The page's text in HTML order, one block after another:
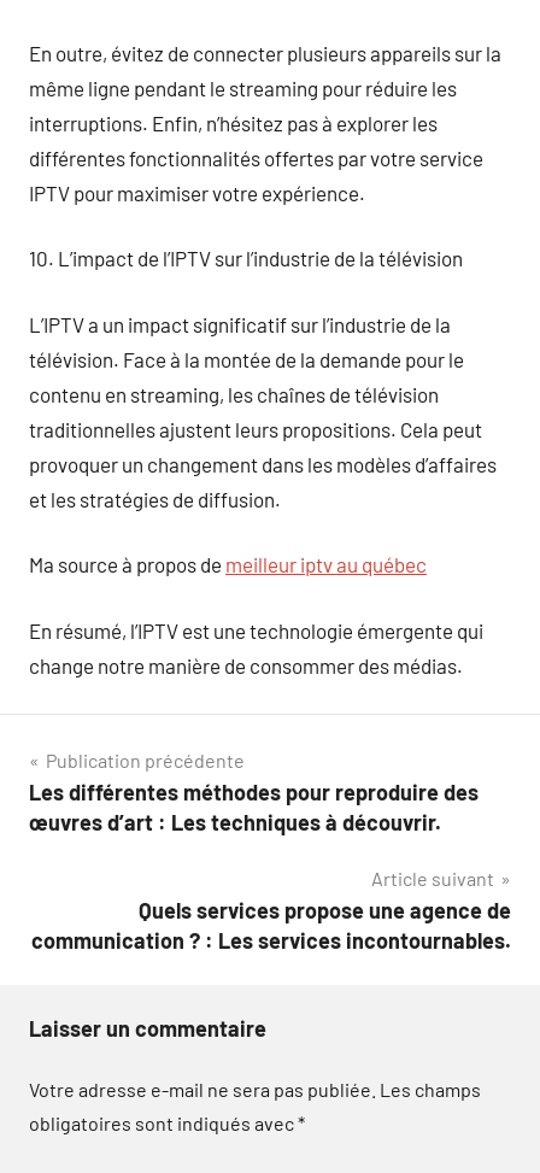
En outre, évitez de connecter plusieurs appareils sur la
même ligne pendant le streaming pour réduire les
interruptions. Enfin, n’hésitez pas à explorer les
différentes fonctionnalités offertes par votre service
IPTV pour maximiser votre expérience.
10. L’impact de l’IPTV sur l’industrie de la télévision
L’IPTV a un impact significatif sur l’industrie de la
télévision. Face à la montée de la demande pour le
contenu en streaming, les chaînes de télévision
traditionnelles ajustent leurs propositions. Cela peut
provoquer un changement dans les modèles d’affaires
et les stratégies de diffusion.
Ma source à propos de meilleur iptv au québec
En résumé, l’IPTV est une technologie émergente qui
change notre manière de consommer des médias.
Navigation
de
Publication précédente
Les différentes méthodes pour reproduire des
œuvres d’art : Les techniques à découvrir.
Article suivant
Quels services propose une agence de
communication ? : Les services incontournables.
Laisser un commentaire
Votre adresse e-mail ne sera pas publiée. Les champs
obligatoires sont indiqués avec*